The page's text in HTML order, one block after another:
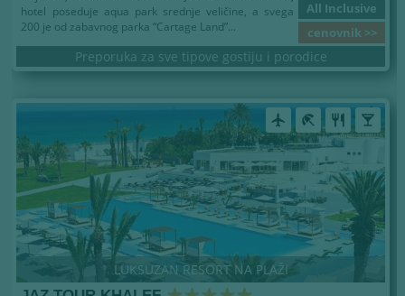
All Inclusive
cenovnik >>
hotel poseduje aqua park srednje veličine, a svega
200 je od zabavnog parka “Cartage Land”...
Preporuka za sve tipove gostiju i porodice
airplanemode_active beach_access restaurant local_bar
LUKSUZAN RESORT NA PLAŽI